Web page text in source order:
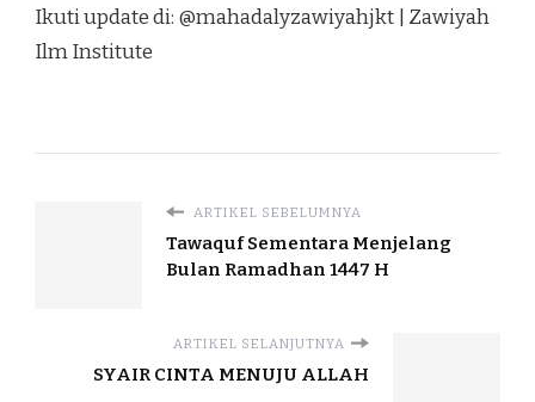
Ikuti update di: @mahadalyzawiyahjkt | Zawiyah
Ilm Institute
ARTIKEL SEBELUMNYA
Tawaquf Sementara Menjelang
Bulan Ramadhan 1447 H
ARTIKEL SELANJUTNYA
SYAIR CINTA MENUJU ALLAH